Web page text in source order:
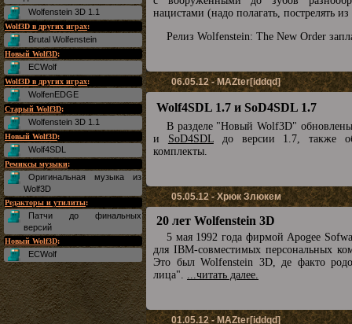
Wolfenstein 3D 1.1
Wolf3D в других играх:
Brutal Wolfenstein
Новый Wolf3D:
ECWolf
Wolf3D в других играх:
WolfenEDGE
Старый Wolf3D:
Wolfenstein 3D 1.1
Новый Wolf3D:
Wolf4SDL
Ремиксы музыки:
Оригинальная музыка из
Wolf3D
Редакторы и утилиты:
Патчи до финальных
версий
Новый Wolf3D:
ECWolf
нацистами (надо полагать, пострелять
Релиз Wolfenstein: The New Order
06.05.12 - MAZter[iddqd]
Wolf4SDL 1.7 и SoD4SDL 1.7
В разделе "Новый Wolf3D"
и SoD4SDLдо версии 1.7, также
комплекты.
05.05.12 - Хрюк Злюкем
20 лет Wolfenstein 3D
5 мая 1992 года фирмой Apogee
для IBM-совместимых персональных
Это был Wolfenstein 3D, де факто
лица". ...читать далее.
01.05.12 - MAZter[iddqd]